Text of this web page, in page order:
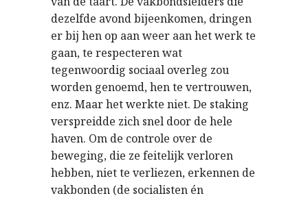
dezelfde avond bijeenkomen, dringen
er bij hen op aan weer aan het werk te
gaan, te respecteren wat
tegenwoordig sociaal overleg zou
worden genoemd, hen te vertrouwen,
enz. Maar het werkte niet. De staking
verspreidde zich snel door de hele
haven. Om de controle over de
beweging, die ze feitelijk verloren
hebben, niet te verliezen, erkennen de
vakbonden (de socialisten én